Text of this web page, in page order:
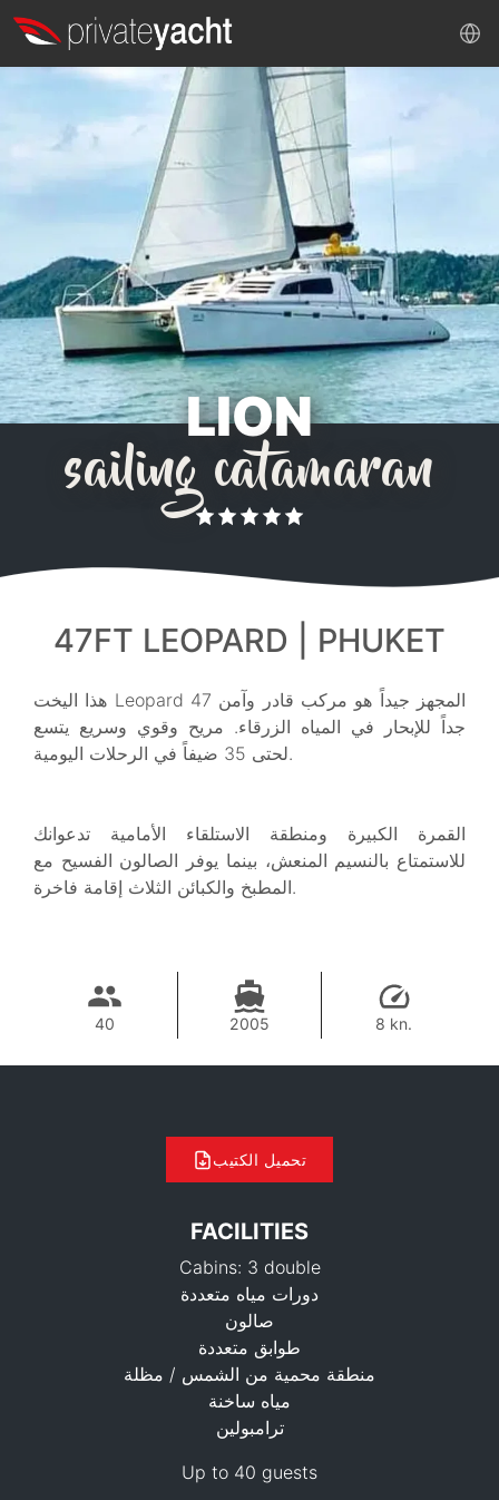
LION
sailing catamaran
47FT LEOPARD | PHUKET
هذا اليخت Leopard 47 المجهز جيداً هو مركب قادر وآمن
جداً للإبحار في المياه الزرقاء. مريح وقوي وسريع يتسع
لحتى 35 ضيفاً في الرحلات اليومية.
القمرة الكبيرة ومنطقة الاستلقاء الأمامية تدعوانك
للاستمتاع بالنسيم المنعش، بينما يوفر الصالون الفسيح مع
المطبخ والكبائن الثلاث إقامة فاخرة.
40 2005 8 kn.
تحميل الكتيب
FACILITIES
Cabins: 3 double
دورات مياه متعددة
صالون
طوابق متعددة
منطقة محمية من الشمس / مظلة
مياه ساخنة
ترامبولين
Up to 40 guests